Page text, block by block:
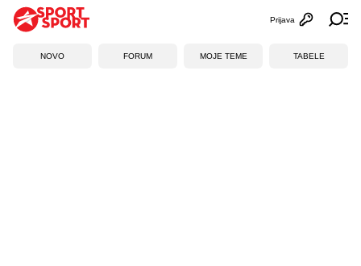
Otvori
Prijava
NOVO FORUM MOJE TEME TABELE